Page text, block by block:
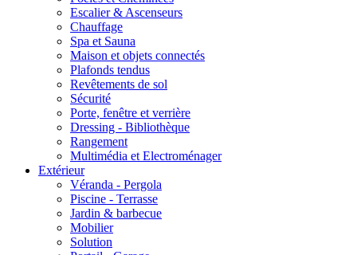
Escalier & Ascenseurs
Chauffage
Spa et Sauna
Maison et objets connectés
Plafonds tendus
Revêtements de sol
Sécurité
Porte, fenêtre et verrière
Dressing - Bibliothèque
Rangement
Multimédia et Electroménager
Extérieur
Véranda - Pergola
Piscine - Terrasse
Jardin & barbecue
Mobilier
Solution